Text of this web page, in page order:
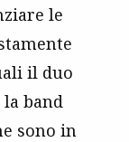
le
il duo
band
sono in